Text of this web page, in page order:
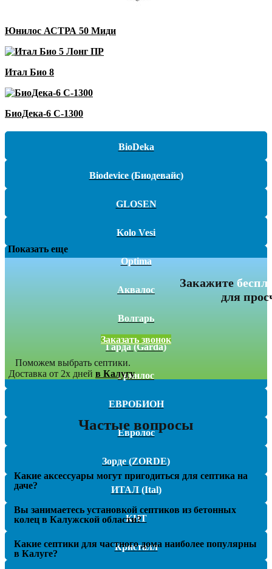
Юнилос АСТРА 50 Миди
Итал Био 8
БиоДека-6 С-1300
BioDeka
Biodevice (Биодевайс)
GLOSEN
Kolo Vesi
Optima
Аквалос
Волгарь
Гарда (Garda)
Гринлос
ЕВРОБИОН
Евролос
Зорде (ZORDE)
ИТАЛ (Ital)
КИТ
Кристалл
Показать еще
Закажите
для
Заказать звонок
Поможем выбрать септики.
Доставка от 2х дней в Калугу
Частые вопросы
Какие аксессуары могут пригодиться для септика на
даче?
Вы занимаетесь установкой септиков из бетонных
колец в Калужской области?
Какие септики для частного дома наиболее популярны
в Калуге?